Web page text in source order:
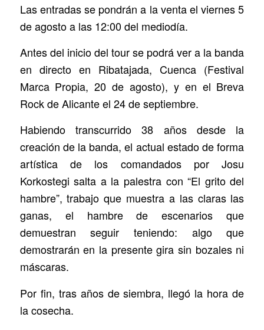
Las entradas se pondrán a la venta el viernes 5
de agosto a las 12:00 del mediodía.
Antes del inicio del tour se podrá ver a la banda
en directo en Ribatajada, Cuenca (Festival
Marca Propia, 20 de agosto), y en el Breva
Rock de Alicante el 24 de septiembre.
Habiendo transcurrido 38 años desde la
creación de la banda, el actual estado de forma
artística de los comandados por Josu
Korkostegi salta a la palestra con “El grito del
hambre”, trabajo que muestra a las claras las
ganas, el hambre de escenarios que
demuestran seguir teniendo: algo que
demostrarán en la presente gira sin bozales ni
máscaras.
Por fin, tras años de siembra, llegó la hora de
la cosecha.